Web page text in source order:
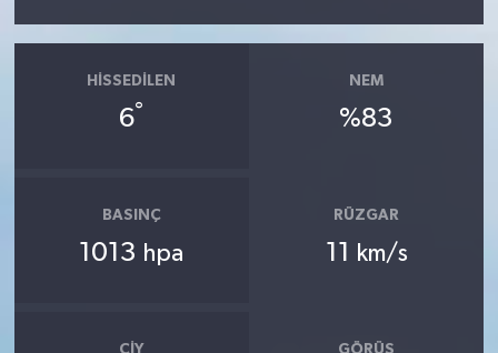
HISSEDILEN
6°
NEM
%83
BASINÇ
1013 hpa
RÜZGAR
11 km/s
ÇIY GÖRÜŞ